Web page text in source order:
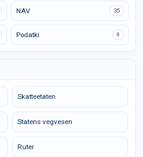
NAV 35
Podatki 9
Skatteetaten
Statens vegvesen
Ruter